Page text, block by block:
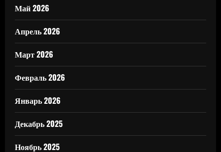
Май 2026
Апрель 2026
Март 2026
Февраль 2026
Январь 2026
Декабрь 2025
Ноябрь 2025